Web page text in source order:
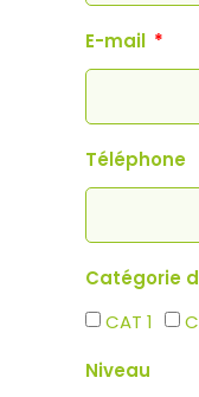
E-mail
Téléphone
Catégorie
CAT 1
Niveau